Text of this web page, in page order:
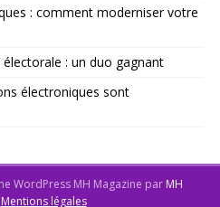
: comment moderniser votre
: un duo gagnant
électroniques sont
WordPress MH Magazine par MH
Mentions légales